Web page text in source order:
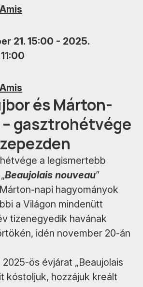
21. 15:00 - 2025.
és Márton-
gasztrohétvége
a legismertebb
Beaujolais nouveau”
napi hagyományok
a Világon mindenütt
tizenegyedik havának
idén november 20-án
ös évjárat „Beaujolais
kóstoljuk, hozzájuk kreált